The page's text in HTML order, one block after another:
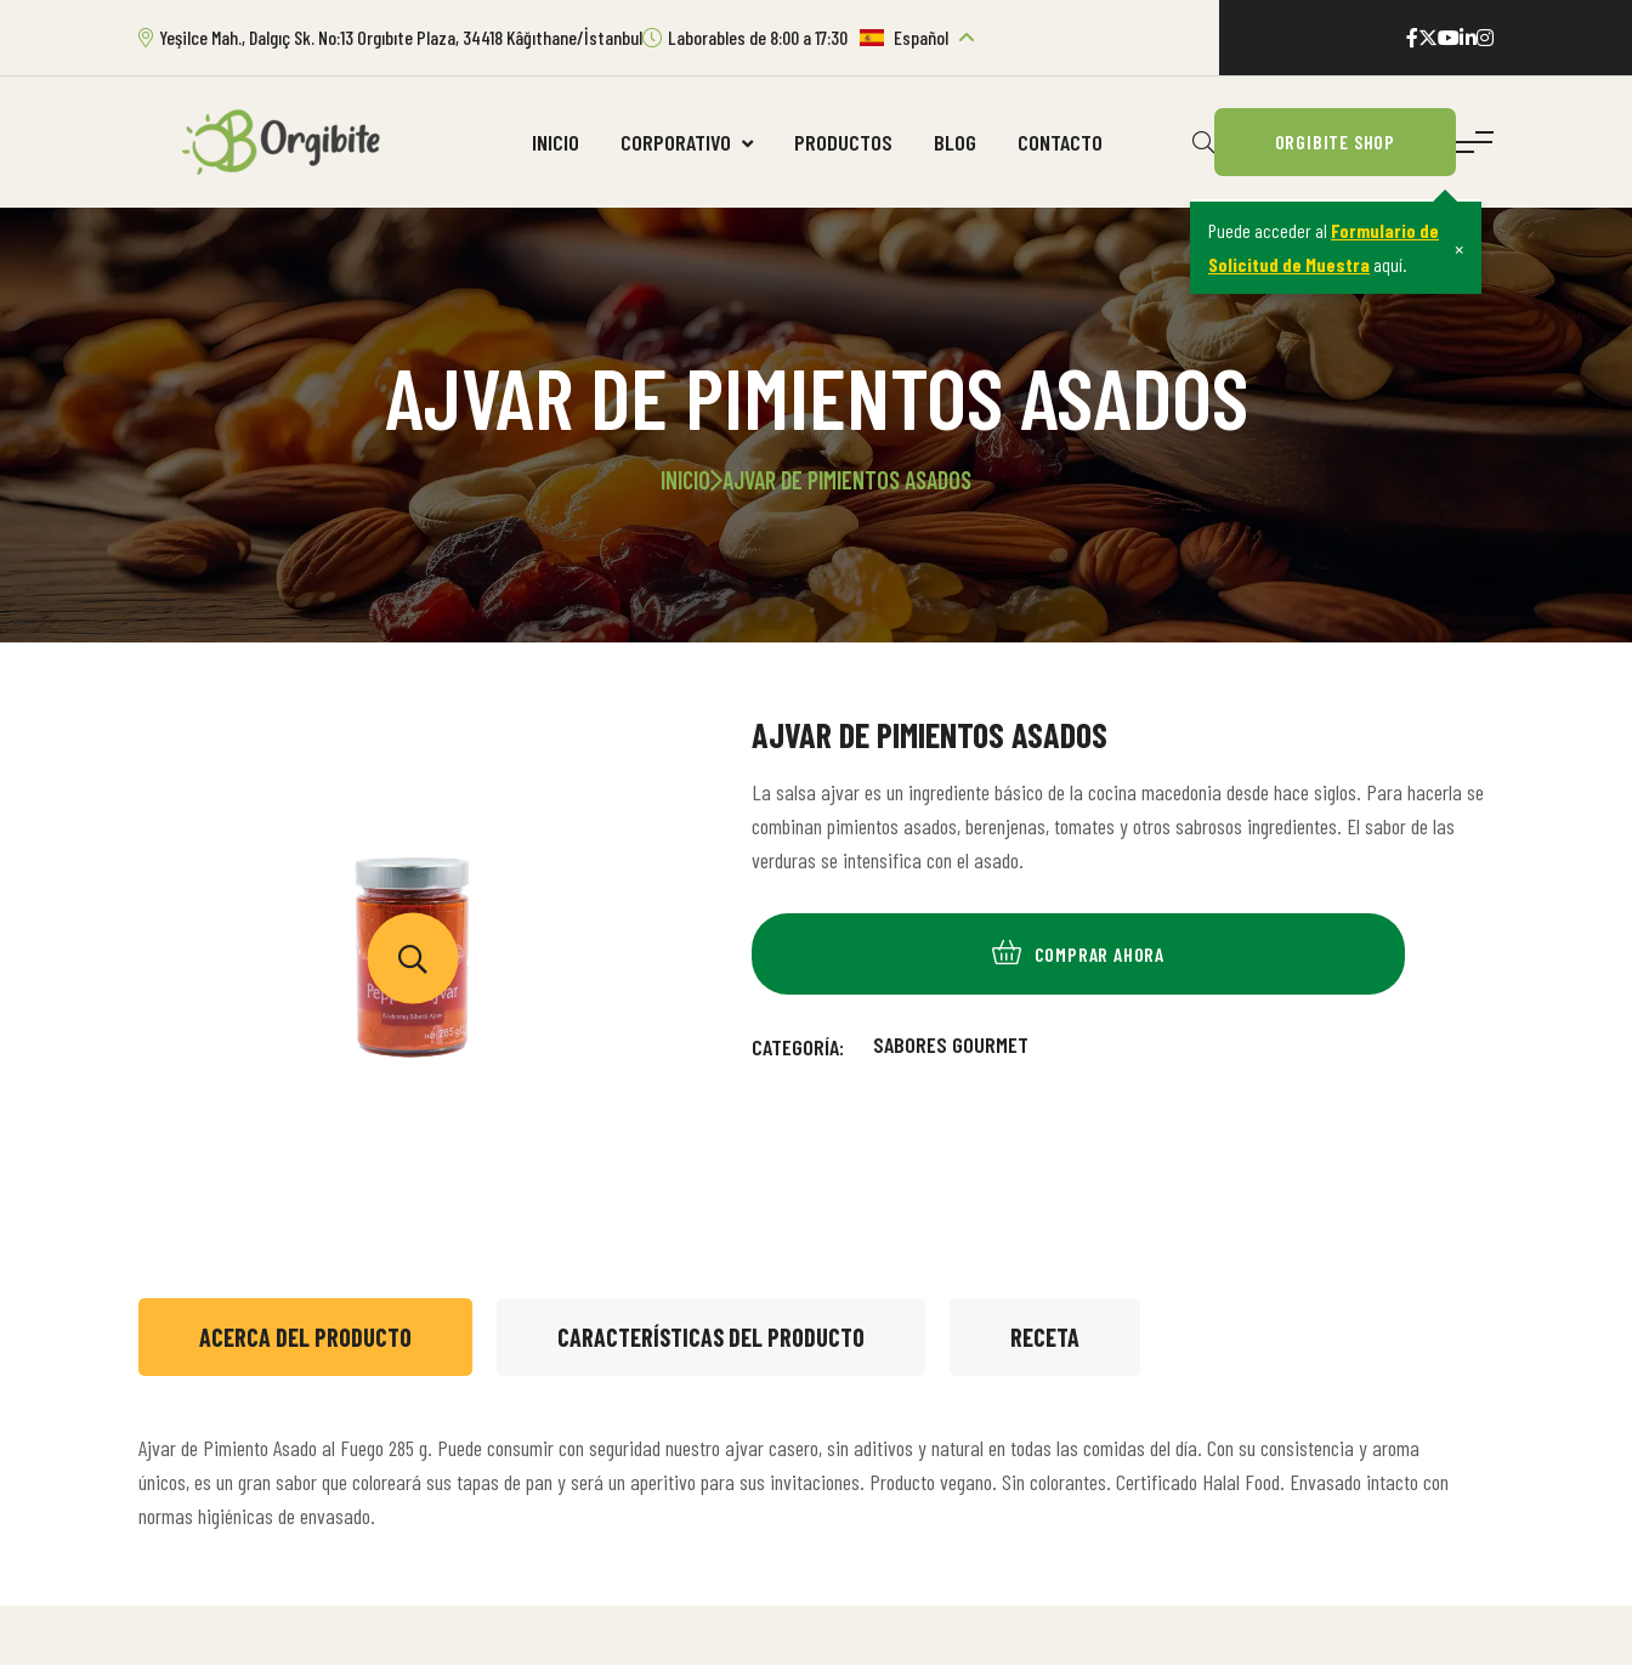
Yeşilce Mah., Dalgıç Sk. No:13 Orgıbıte Plaza, 34418 Kâğıthane/İstanbul Laborables de 8:00 a 17:30 Español
INICIO CORPORATIVO PRODUCTOS BLOG CONTACTO ORGIBITE SHOP
Puede acceder al Formulario de
Solicitud de Muestraaquí.
×
AJVAR DE PIMIENTOS ASADOS
INICIO AJVAR DE PIMIENTOS ASADOS
AJVAR DE PIMIENTOS ASADOS
La salsa ajvar es un ingrediente básico de la cocina macedonia desde hace siglos. Para hacerla se
combinan pimientos asados, berenjenas, tomates y otros sabrosos ingredientes. El sabor de las
verduras se intensifica con el asado.
COMPRAR AHORA
CATEGORÍA: SABORES GOURMET
ACERCA DEL PRODUCTO CARACTERÍSTICAS DEL PRODUCTO RECETA
Ajvar de Pimiento Asado al Fuego 285 g. Puede consumir con seguridad nuestro ajvar casero, sin aditivos y natural en todas las comidas del día. Con su consistencia y aroma
únicos, es un gran sabor que coloreará sus tapas de pan y será un aperitivo para sus invitaciones. Producto vegano. Sin colorantes. Certificado Halal Food. Envasado intacto con
normas higiénicas de envasado.